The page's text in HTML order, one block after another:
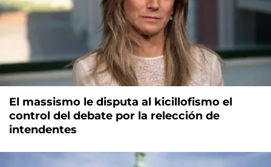
El massismo le disputa al kicillofismo el
control del debate por la relección de
intendentes